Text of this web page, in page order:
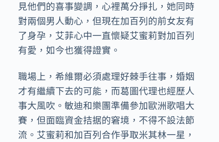
見他們的喜事變調，心裡萬分掙扎，她同時
對兩個男人動心，但現在加百列的前女友有
了身孕，艾菲心中一直懷疑艾蜜莉對加百列
有愛，如今也獲得證實。
職場上，希維爾必須處理好棘手往事，婚姻
才有繼續下去的可能，而葛圖代理也經歷人
事大風吹。敏迪和樂團準備參加歐洲歌唱大
賽，但面臨資金拮据的窘境，不得不設法節
流。艾蜜莉和加百列合作爭取米其林一星，